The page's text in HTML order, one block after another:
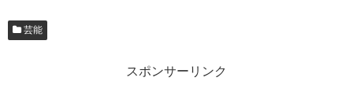
芸能
スポンサーリンク